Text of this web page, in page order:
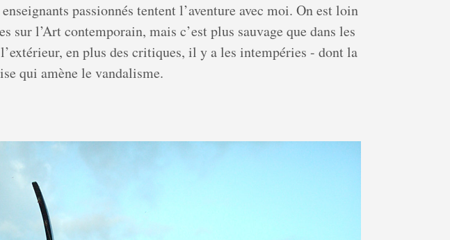
passionnés tentent l’aventure avec moi. On est loin
sur l’Art contemporain, mais c’est plus sauvage que dans les
en plus des critiques, il y a les intempéries - dont la
qui amène le vandalisme.